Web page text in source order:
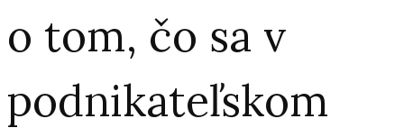
o tom, čo sa v
podnikateľskom